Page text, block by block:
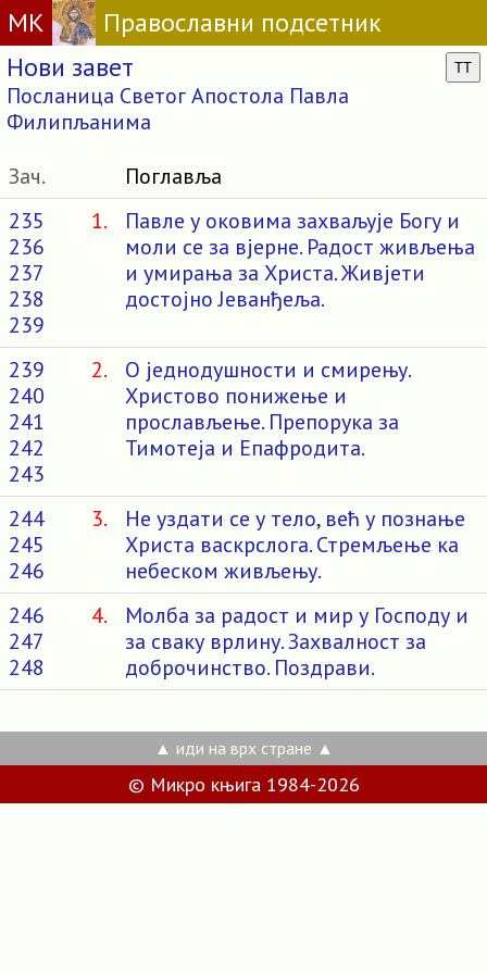
МК
Православни подсетник
Нови завет
TT
Посланица Светог Апостола Павла
Филипљанима
Зач.
Поглавља
235
236
237
238
239
1.
Павле у оковима захваљује Богу и
моли се за вјерне. Радост живљења
и умирања за Христа. Живјети
достојно Јеванђеља.
239
240
241
242
243
2.
О једнодушности и смирењу.
Христово понижење и
прослављење. Препорука за
Тимотеја и Епафродита.
244
245
246
3.
Не уздати се у тело, већ у познање
Христа васкрслога. Стремљење ка
небеском живљењу.
246
247
248
4.
Молба за радост и мир у Господу и
за сваку врлину. Захвалност за
доброчинство. Поздрави.
▲ иди на врх стране ▲
© Микро књига 1984-2026